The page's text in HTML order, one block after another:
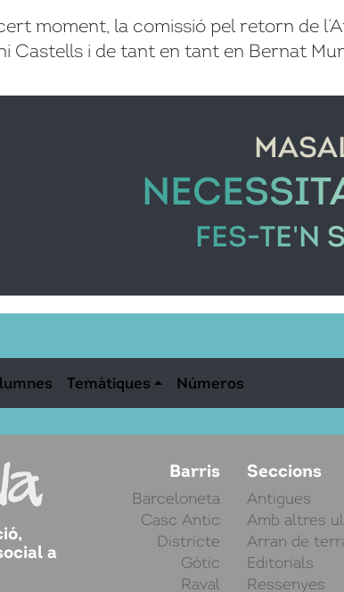
moment, la comissió pel retorn de
Castells i de tant en tant en Bernat
FES-TE'N
Temàtiques Números
a
Barris
Barceloneta
Casc Antic
Districte
Gòtic
Raval
Seccions
Antigues
Amb altres
Arran de
Editorials
Ressenyes